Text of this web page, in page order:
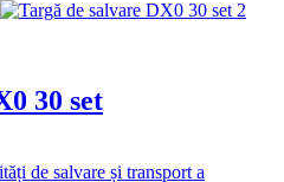
30 set
de salvare și transport a